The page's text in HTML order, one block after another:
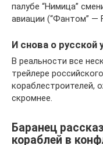
палубе “Нимица”
авиации (“Фантом” —
И снова о русской
В реальности все
трейлере
кораблестроителей,
скромнее.
Баранец
кораблей в